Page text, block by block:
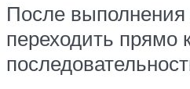
После выполнения
переходить прямо